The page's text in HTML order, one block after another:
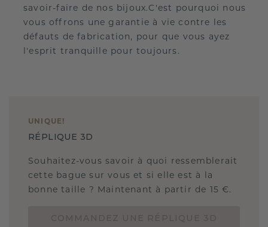
savoir-faire de nos bijoux.C'est pourquoi nous
vous offrons une garantie à vie contre les
défauts de fabrication, pour que vous ayez
l'esprit tranquille pour toujours.
UNIQUE !
RÉPLIQUE 3D
Souhaitez-vous savoir à quoi ressemblerait
cette bague sur vous et si elle est à la
bonne taille ? Maintenant à partir de 15 €.